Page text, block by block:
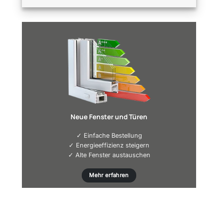
Neue Fenster und Türen
✓ Einfache Bestellung
✓ Energieeffizienz steigern
✓ Alte Fenster austauschen
Mehr erfahren